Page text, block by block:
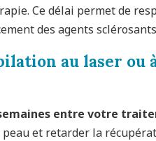
Ce délai permet de
des agents
au laser
entre votre
et retarder la